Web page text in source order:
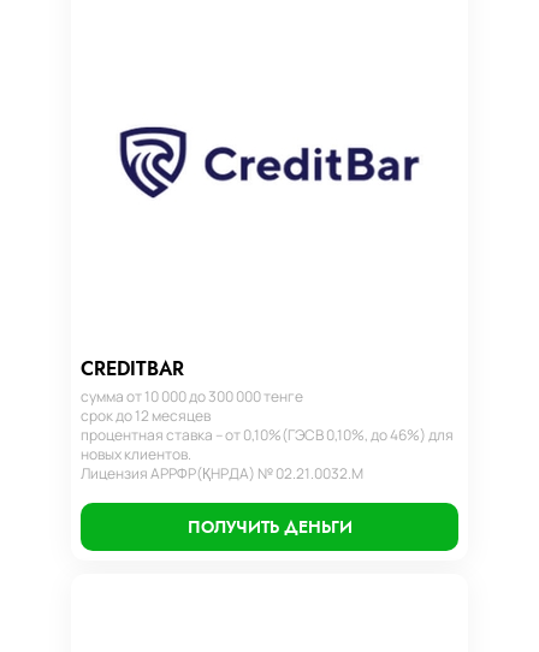
CREDITBAR
сумма от 10 000 до 300 000 тенге
срок до 12 месяцев
процентная ставка – от 0,10%(ГЭСВ 0,10%, до 46%) для
новых клиентов.
Лицензия АРРФР(ҚНРДА) № 02.21.0032.М
ПОЛУЧИТЬ ДЕНЬГИ